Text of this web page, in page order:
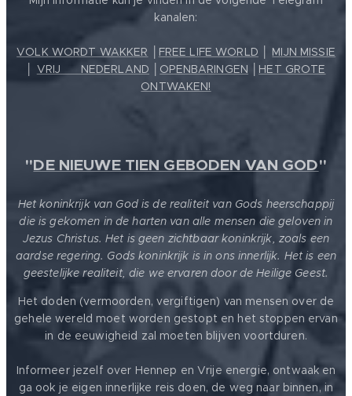
kanalen:
VOLK WORDT WAKKER FREE LIFE WORLD
MIJN MISSIE
VRIJ ❤️ NEDERLAND OPENBARINGEN
HET GROTE
ONTWAKEN!
"DE NIEUWE TIEN GEBODEN VAN GOD"
Het koninkrijk van God is de realiteit van Gods heerschappij
die is gekomen in de harten van alle mensen die geloven in
Jezus Christus. Het is geen zichtbaar koninkrijk, zoals een
aardse regering. Gods koninkrijk is in ons innerlijk. Het is een
geestelijke realiteit, die we ervaren door de Heilige Geest.
Het doden (vermoorden, vergiftigen) van mensen over de
gehele wereld moet worden gestopt en het stoppen ervan
in de eeuwigheid zal moeten blijven voortduren.
Informeer jezelf over Hennep en Vrije energie, ontwaak en
ga ook je eigen innerlijke reis doen, de weg naar binnen, in